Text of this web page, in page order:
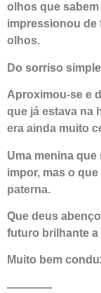
olhos que
impressionou de
olhos.
Do sorriso
Aproximou-se e
que já estava na
era ainda muito
Uma menina
impor, mas o
paterna.
Que deus
futuro brilhante
Muito bem
————